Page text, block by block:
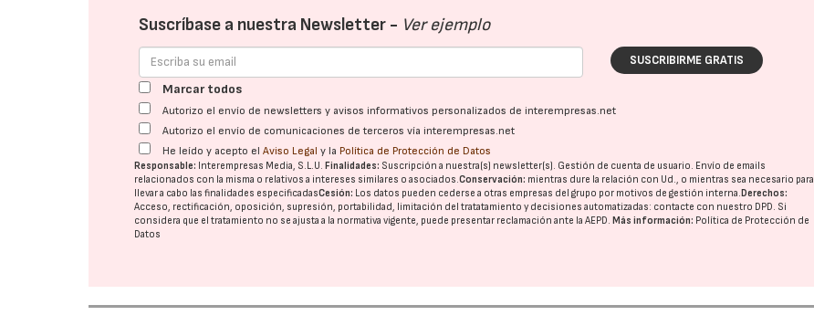
Suscríbase a nuestra Newsletter - Ver ejemplo
SUSCRIBIRME GRATIS
Marcar todos
Autorizo el envío de newsletters y avisos informativos personalizados de interempresas.net
Autorizo el envío de comunicaciones de terceros vía interempresas.net
He leído y acepto elAviso Legal y la Política de Protección de Datos
Responsable: Interempresas Media, S.L.U.Finalidades: Suscripción a nuestra(s) newsletter(s). Gestión de cuenta de usuario. Envío de emails
relacionados con la misma o relativos a intereses similares o asociados.Conservación: mientras dure la relación con Ud., o mientras sea necesario para
llevar a cabo las finalidades especificadasCesión: Los datos pueden cederse a otras empresas del grupo por motivos de gestión interna.Derechos:
Acceso, rectificación, oposición, supresión, portabilidad, limitación del tratatamiento y decisiones automatizadas: contacte con nuestro DPD. Si
considera que el tratamiento no se ajusta a la normativa vigente, puede presentar reclamación ante laAEPD.Más información: Política de Protección de
Datos